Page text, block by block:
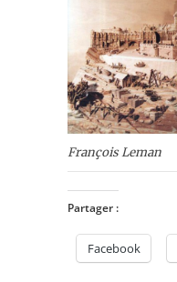
François Leman
Partager :
Facebook